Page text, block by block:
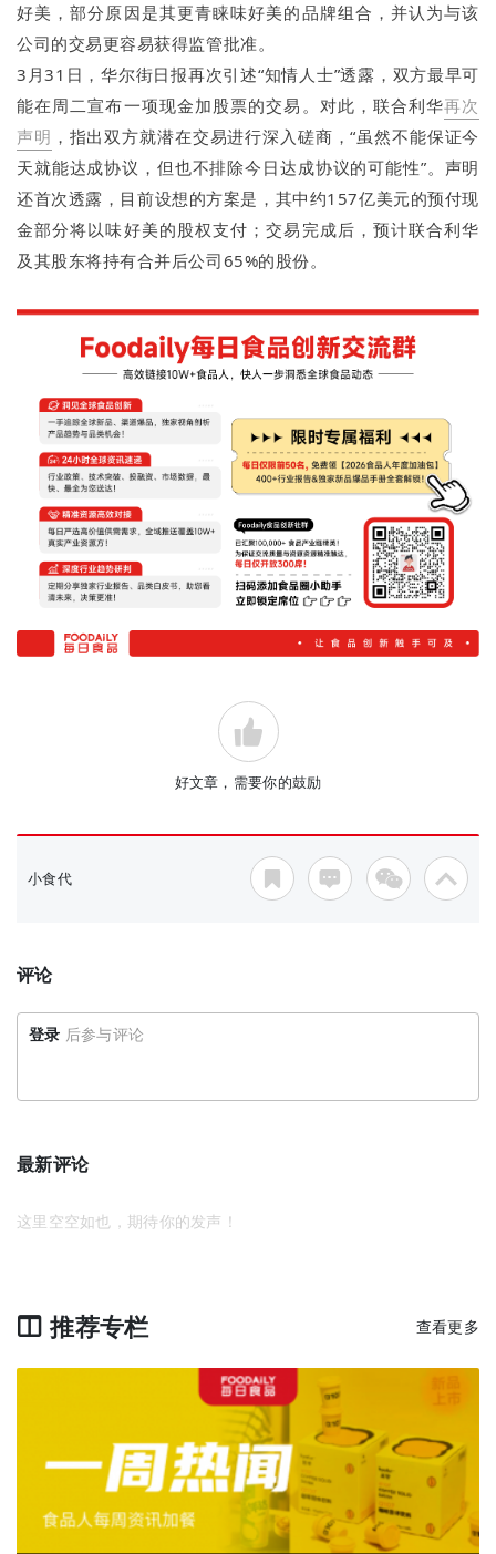
好美，部分原因是其更青睐味好美的品牌组合，并认为与该
公司的交易更容易获得监管批准。
3月31日，华尔街日报再次引述“知情人士”透露，双方最早可
能在周二宣布一项现金加股票的交易。对此，联合利华再次
声明 ，指出双方就潜在交易进行深入磋商，“虽然不能保证今
天就能达成协议，但也不排除今日达成协议的可能性”。声明
还首次透露，目前设想的方案是，其中约157亿美元的预付现
金部分将以味好美的股权支付；交易完成后，预计联合利华
及其股东将持有合并后公司65%的股份。
好文章，需要你的鼓励
小食代
评论
登录 后参与评论
最新评论
这里空空如也，期待你的发声！
推荐专栏 查看更多